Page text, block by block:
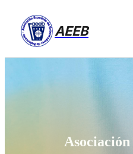
AEEB